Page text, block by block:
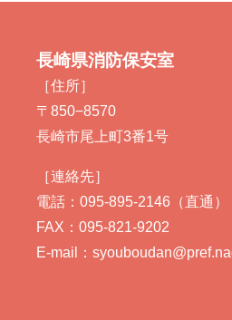
長崎県消防保安室
［住所］
〒850−8570
長崎市尾上町3番1号
［連絡先］
電話：095-895-2146（直通）
FAX：095-821-9202
E-mail：